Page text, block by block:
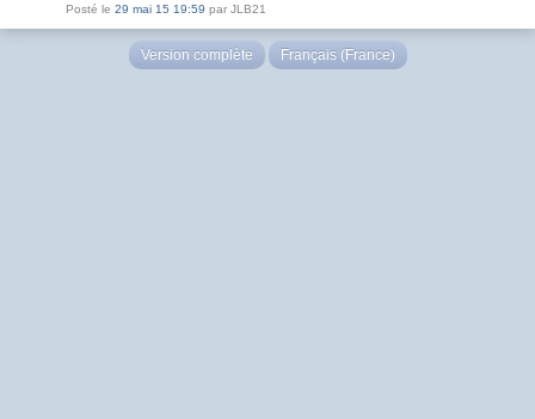
Posté le 29 mai 15 19:59 par JLB21
Version complète Français (France)